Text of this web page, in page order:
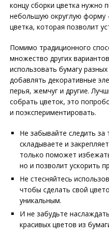
концу сборки цветка нужно
небольшую округлую форму
цветка, которая позволит
Помимо традиционного
множество других
использовать бумагу
добавлять декоративные
перья, жемчуг и другие.
собрать цветок, это
и поэкспериментировать.
Не забывайте следить
складываете и
только поможет
но и позволит ускорить
Не стесняйтесь
чтобы сделать свой
уникальным.
И не забудьте
красивых цветов из